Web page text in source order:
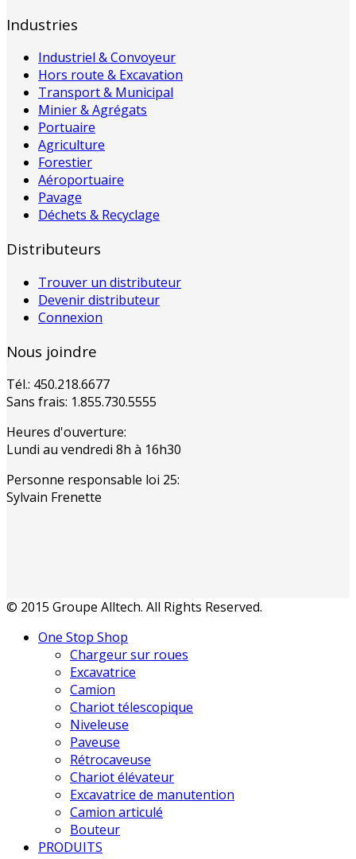
Industries
Industriel & Convoyeur
Hors route & Excavation
Transport & Municipal
Minier & Agrégats
Portuaire
Agriculture
Forestier
Aéroportuaire
Pavage
Déchets & Recyclage
Distributeurs
Trouver un distributeur
Devenir distributeur
Connexion
Nous joindre
Tél.: 450.218.6677
Sans frais: 1.855.730.5555
Heures d'ouverture:
Lundi au vendredi 8h à 16h30
Personne responsable loi 25:
Sylvain Frenette
© 2015 Groupe Alltech. All Rights Reserved.
One Stop Shop
Chargeur sur roues
Excavatrice
Camion
Chariot télescopique
Niveleuse
Paveuse
Rétrocaveuse
Chariot élévateur
Excavatrice de manutention
Camion articulé
Bouteur
PRODUITS